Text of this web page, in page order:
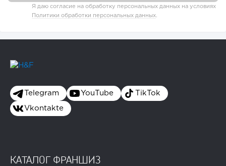
Я даю согласие на обработку персональных данных на условиях
Политики обработки персональных данных.
Telegram YouTube TikTok
Vkontakte
КАТАЛОГ ФРАНШИЗ